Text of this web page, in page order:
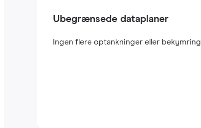
Ubegrænsede dataplaner
Ingen flere optankninger eller